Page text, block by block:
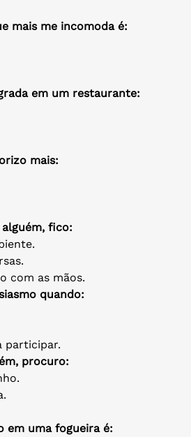
mais me incomoda é:
em um restaurante:
mais:
alguém, fico:
com as mãos.
quando:
participar.
procuro:
em uma fogueira é: